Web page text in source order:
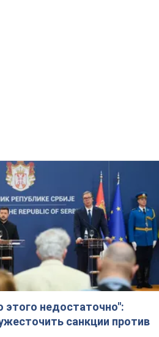
недостаточно":
санкции против